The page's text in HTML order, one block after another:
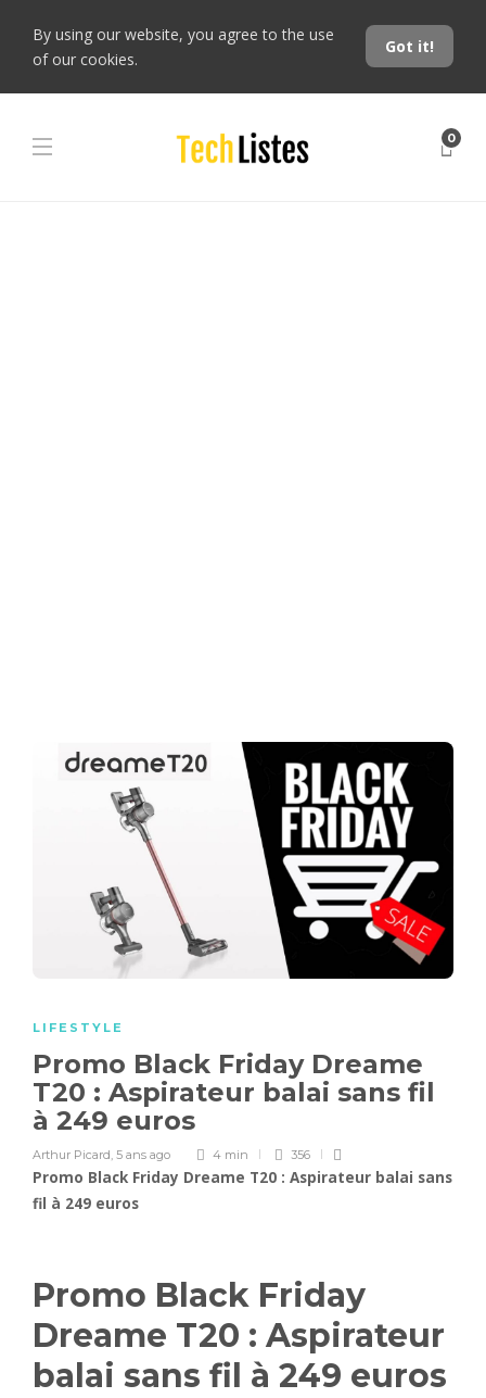
By using our website, you agree to the use
of our cookies.
Got it!
0
LIFESTYLE
Promo Black Friday Dreame
T20 : Aspirateur balai sans fil
à 249 euros
Arthur Picard, 5 ans ago 4 min 356
Promo Black Friday Dreame T20 : Aspirateur balai sans
fil à 249 euros
Promo Black Friday
Dreame T20 : Aspirateur
balai sans fil à 249 euros